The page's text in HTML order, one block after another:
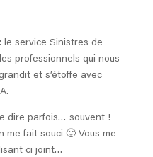
le service Sinistres de
professionnels qui nous
et s’étoffe avec
dire parfois… souvent !
me fait souci 🙂 Vous me
ci joint…